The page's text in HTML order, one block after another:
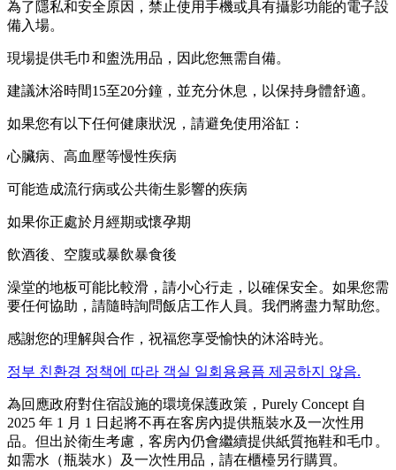
為了隱私和安全原因，禁止使用手機或具有攝影功能的電子設
備入場。
現場提供毛巾和盥洗用品，因此您無需自備。
建議沐浴時間15至20分鐘，並充分休息，以保持身體舒適。
如果您有以下任何健康狀況，請避免使用浴缸：
心臟病、高血壓等慢性疾病
可能造成流行病或公共衛生影響的疾病
如果你正處於月經期或懷孕期
飲酒後、空腹或暴飲暴食後
澡堂的地板可能比較滑，請小心行走，以確保安全。如果您需
要任何協助，請隨時詢問飯店工作人員。我們將盡力幫助您。
感謝您的理解與合作，祝福您享受愉快的沐浴時光。
정부 친환경 정책에 따라 객실 일회용용픔 제공하지 않음.
為回應政府對住宿設施的環境保護政策，Purely Concept 自
2025 年 1 月 1 日起將不再在客房內提供瓶裝水及一次性用
品。但出於衛生考慮，客房內仍會繼續提供紙質拖鞋和毛巾。
如需水（瓶裝水）及一次性用品，請在櫃檯另行購買。